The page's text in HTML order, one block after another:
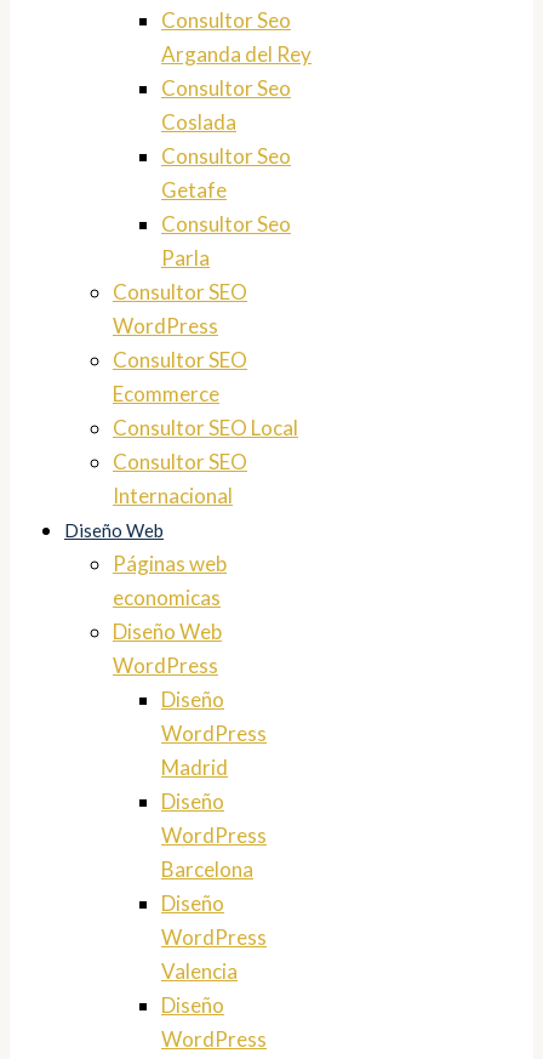
Consultor Seo
Arganda del Rey
Consultor Seo
Coslada
Consultor Seo
Getafe
Consultor Seo
Parla
Consultor SEO
WordPress
Consultor SEO
Ecommerce
Consultor SEO Local
Consultor SEO
Internacional
Diseño Web
Páginas web
economicas
Diseño Web
WordPress
Diseño
WordPress
Madrid
Diseño
WordPress
Barcelona
Diseño
WordPress
Valencia
Diseño
WordPress